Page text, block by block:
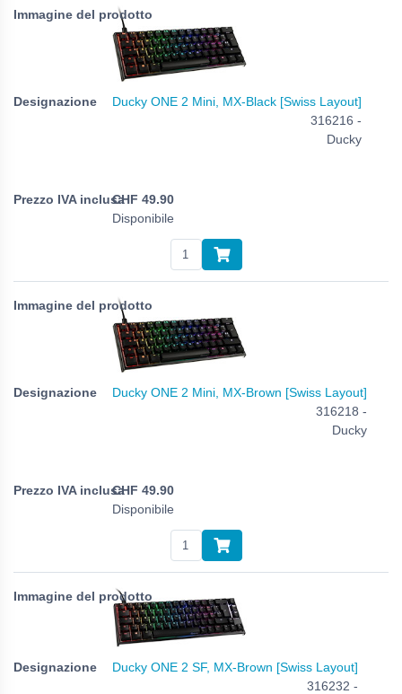
Ducky ONE 2 Mini, MX-Black [Swiss Layout]
316216 -
Ducky
CHF 49.90
Disponibile
Ducky ONE 2 Mini, MX-Brown [Swiss Layout]
316218 -
Ducky
CHF 49.90
Disponibile
Ducky ONE 2 SF, MX-Brown [Swiss Layout]
316232 -